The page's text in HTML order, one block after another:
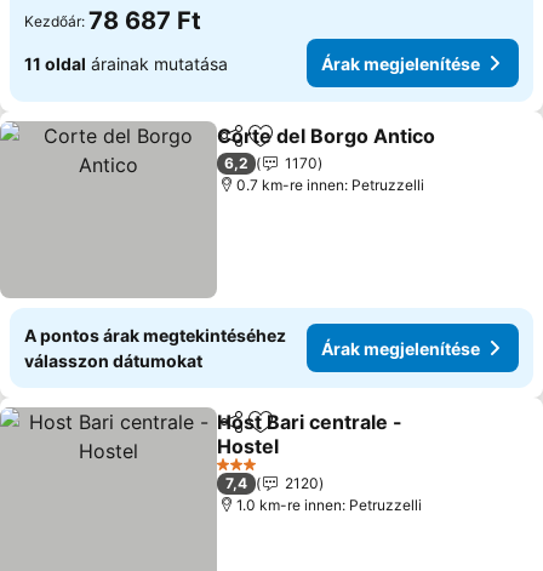
Kezdőár: 78 687 Ft
11 oldal árainak mutatása Árak megjelenítése
Megosztás
Hozzáadás a kedvencekhez
Corte del Borgo Antico
6,2
1170
0.7 km-re innen: Petruzzelli
A pontos árak megtekintéséhez
válasszon dátumokat
Árak megjelenítése
MegosztásHozzáadás a kedvencekhez
Host Bari centrale -
Hostel
3 Kategória
7,4
2120
1.0 km-re innen: Petruzzelli